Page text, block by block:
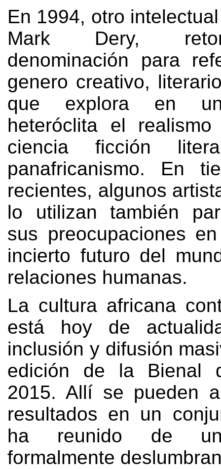
En 1994, otro
Mark Dery,
denominación para
genero creativo,
que explora en
heteróclita el realismo
ciencia ficción
panafricanismo. En
recientes, algunos
lo utilizan también
sus preocupaciones
incierto futuro del
relaciones humanas.
La cultura africana
está hoy de
inclusión y difusión
edición de la Bienal
2015. Allí se pueden
resultados en un
ha reunido de
formalmente